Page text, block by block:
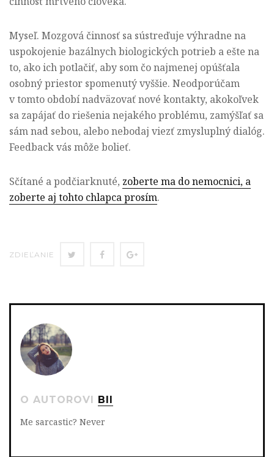
Myseľ. Mozgová činnosť sa sústreďuje výhradne na
uspokojenie bazálnych biologických potrieb a ešte na
to, ako ich potlačiť, aby som čo najmenej opúšťala
osobný priestor spomenutý vyššie. Neodporúčam
v tomto období nadväzovať nové kontakty, akokoľvek
sa zapájať do riešenia nejakého problému, zamýšľať sa
sám nad sebou, alebo nebodaj viezť zmysluplný dialóg.
Feedback vás môže bolieť.
Sčítané a podčiarknuté, zoberte ma do nemocnici, a
zoberte aj tohto chlapca prosím.
ZDIEĽANIE
ZDIEĽAŤZDIEĽAŤ
O AUTOROVI BII
Me sarcastic? Never